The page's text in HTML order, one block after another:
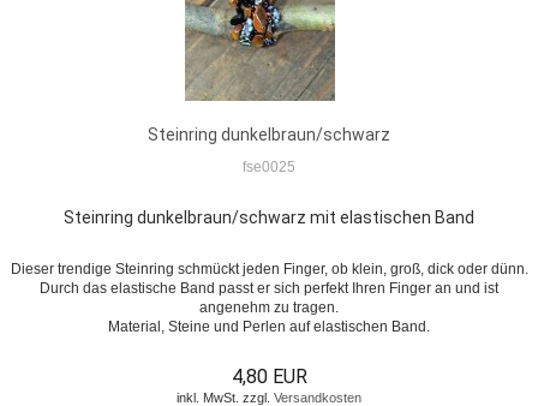
Steinring dunkelbraun/schwarz
fse0025
Steinring dunkelbraun/schwarz mit elastischen Band
Dieser trendige Steinring schmückt jeden Finger, ob klein, groß, dick oder dünn.
Durch das elastische Band passt er sich perfekt Ihren Finger an und ist
angenehm zu tragen.
Material, Steine und Perlen auf elastischen Band.
4,80 EUR
inkl. MwSt. zzgl. Versandkosten